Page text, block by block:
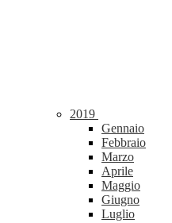
2019
Gennaio
Febbraio
Marzo
Aprile
Maggio
Giugno
Luglio